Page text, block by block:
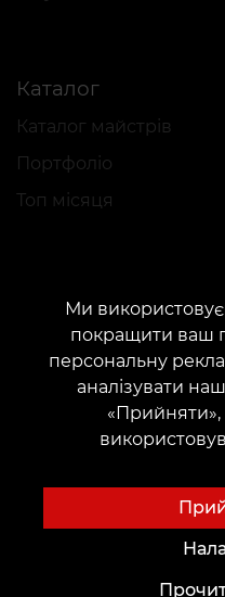
Каталог
Каталог майстрів
Портфоліо
Топ місяця
Зв'яжіться з нами:
Співпраця:
Скарги та пропозиції:
Ми
покращити ваш
персональну
аналізувати
«Прийняти»,